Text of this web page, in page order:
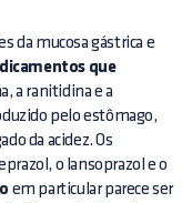
da mucosa gástrica e
que
a ranitidina e a
pelo estômago,
da acidez. Os
o lansoprazol e o
em particular parece ser